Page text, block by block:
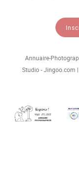
Annuaire-
Studio - Jingoo.com